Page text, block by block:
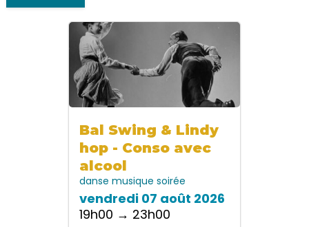
Bal Swing & Lindy
hop - Conso avec
alcool
danse musique soirée
vendredi 07 août 2026
19h00 → 23h00